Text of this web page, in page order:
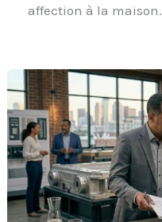
affection à la maison.